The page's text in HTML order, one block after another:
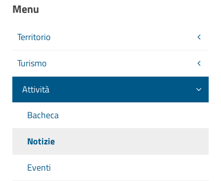
Menu
Territorio
Turismo
Attività
Bacheca
Notizie
Eventi